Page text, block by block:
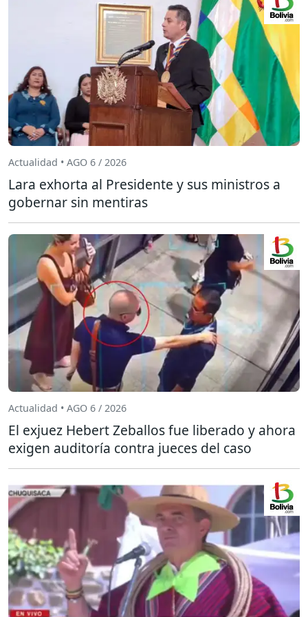
Actualidad • AGO 6 / 2026
Lara exhorta al Presidente y sus ministros a
gobernar sin mentiras
Actualidad • AGO 6 / 2026
El exjuez Hebert Zeballos fue liberado y ahora
exigen auditoría contra jueces del caso